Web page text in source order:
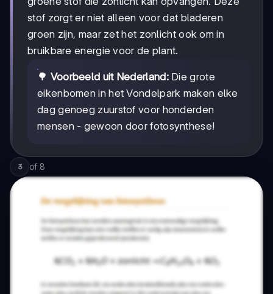
stof zorgt er niet alleen voor dat bladeren
groen zijn, maar zet het zonlicht ook om in
bruikbare energie voor de plant.
🌳 Voorbeeld uit Nederland:Die grote
eikenbomen in het Vondelpark maken elke
dag genoeg zuurstof voor honderden
mensen - gewoon door fotosynthese!
3 of 8